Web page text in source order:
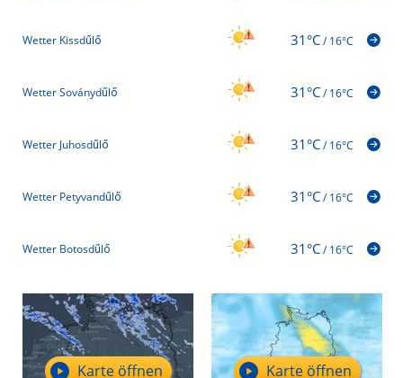
Wetter Kissdűlő 31°C/16°C
Wetter Soványdűlő 31°C/16°C
Wetter Juhosdűlő 31°C/16°C
Wetter Petyvandűlő 31°C/16°C
Wetter Botosdűlő 31°C/16°C
Karte öffnen Karte öffnen